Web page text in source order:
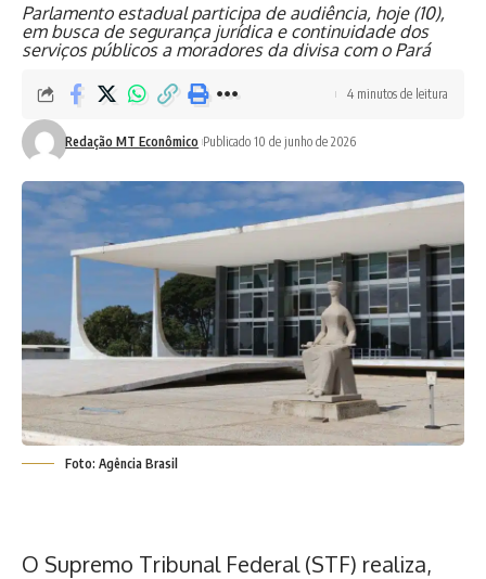
Parlamento estadual participa de audiência, hoje (10),
em busca de segurança jurídica e continuidade dos
serviços públicos a moradores da divisa com o Pará
Redação MT Econômico Publicado 10 de junho de 2026
4 minutos de leitura
Foto: Agência Brasil
O Supremo Tribunal Federal (STF) realiza,